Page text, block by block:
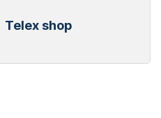
Telex shop